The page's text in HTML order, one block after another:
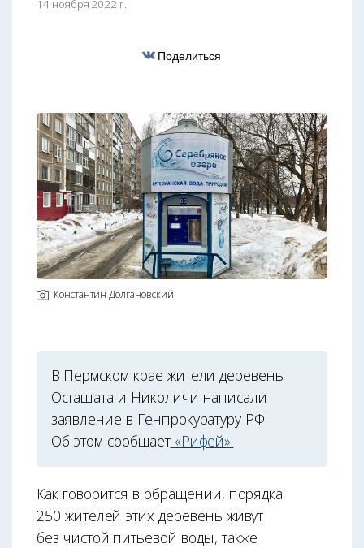
14 ноября 2022 г.
Поделиться
Константин Долгановский
В Пермском крае жители деревень
Осташата и Николичи написали
заявление в Генпрокуратуру РФ.
Об этом сообщает«Рифей».
Как говорится в обращении, порядка
250 жителей этих деревень живут
без чистой питьевой воды, также